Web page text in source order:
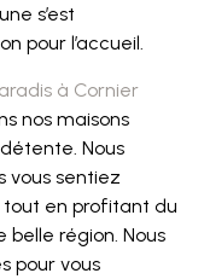
s’est
pour l’accueil.
à Cornier
nos maisons
Nous
vous sentiez
tout en profitant du
région. Nous
pour vous